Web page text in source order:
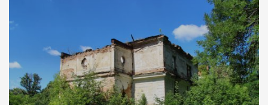
Наддністрянське відрізняється від більшості навколишніх
сіл. У селі є мурована Михайлівська церква. Точної дати […]